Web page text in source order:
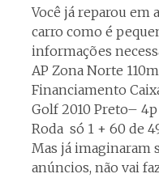
Você já reparou em
carro como é
informações
AP Zona Norte
Financiamento
Golf 2010 Preto–
Roda só 1 + 60 de
Mas já imaginaram
anúncios, não vai